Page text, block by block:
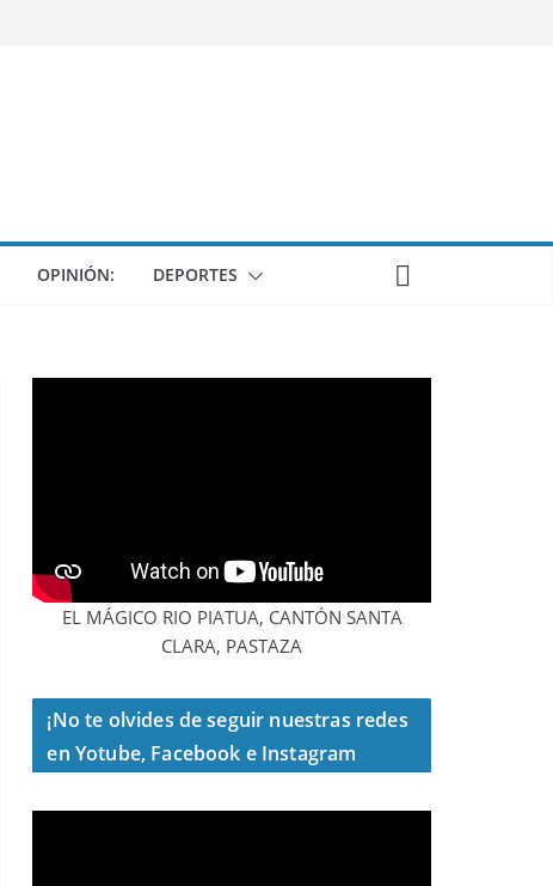
OPINIÓN: DEPORTES
EL MÁGICO RIO PIATUA, CANTÓN SANTA
CLARA, PASTAZA
¡No te olvides de seguir nuestras redes
en Yotube, Facebook e Instagram